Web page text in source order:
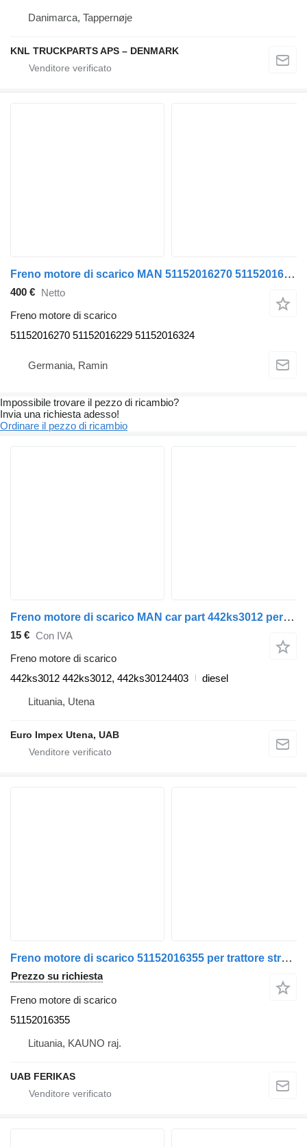
Danimarca, Tappernøje
KNL TRUCKPARTS APS – DENMARK
Freno motore di scarico MAN 51152016270 51152016229 51152016324 per trattore stradale MAN TGS TGX Euro 6
400 € Netto
Freno motore di scarico
51152016270 51152016229 51152016324
Germania, Ramin
Impossibile trovare il pezzo di ricambio?
Invia una richiesta adesso!
Ordinare il pezzo di ricambio
Freno motore di scarico MAN car part 442ks3012 per camion MAN LE8.180
15 € Con IVA
Freno motore di scarico
442ks3012 442ks3012, 442ks30124403
diesel
Lituania, Utena
Euro Impex Utena, UAB
Freno motore di scarico 51152016355 per trattore stradale MAN TGX
Prezzo su richiesta
Freno motore di scarico
51152016355
Lituania, KAUNO raj.
UAB FERIKAS